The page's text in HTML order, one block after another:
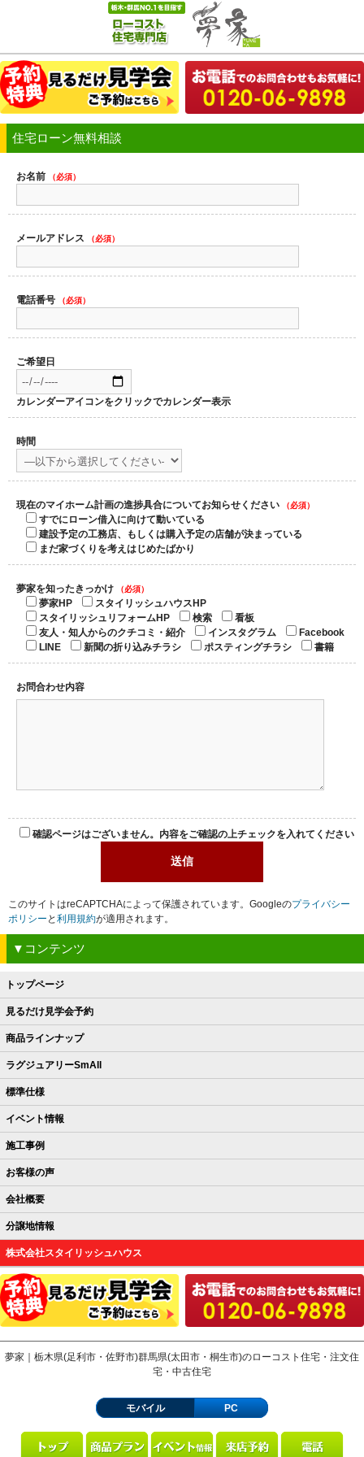
住宅ローン無料相談
お名前 （必須）
メールアドレス （必須）
電話番号 （必須）
ご希望日
カレンダーアイコンをクリックでカレンダー表示
時間
現在のマイホーム計画の進捗具合についてお知らせください （必須）
すでにローン借入に向けて動いている
建設予定の工務店、もしくは購入予定の店舗が決まっている
まだ家づくりを考えはじめたばかり
夢家を知ったきっかけ （必須）
夢家HP
スタイリッシュハウスHP
スタイリッシュリフォームHP
検索
看板
友人・知人からのクチコミ・紹介
インスタグラム
Facebook
LINE
新聞の折り込みチラシ ポスティングチラシ 書籍
お問合わせ内容
確認ページはございません。内容をご確認の上チェックを入れてください
このサイトはreCAPTCHAによって保護されています。Googleのプライバシー
ポリシー と 利用規約が適用されます。
▼コンテンツ
トップページ
見るだけ見学会予約
商品ラインナップ
ラグジュアリーSmAll
標準仕様
イベント情報
施工事例
お客様の声
会社概要
分譲地情報
株式会社スタイリッシュハウス
夢家｜栃木県(足利市・佐野市)群馬県(太田市・桐生市)のローコスト住宅・注文住
宅・中古住宅
モバイル PC